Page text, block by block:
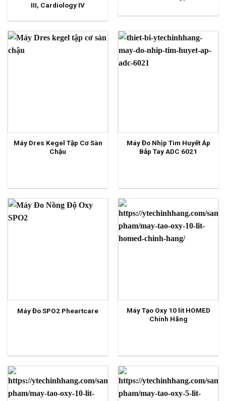
III, Cardiology IV
Máy Dres Kegel Tập Cơ Sàn
Chậu
Máy Đo Nhịp Tim Huyết Áp
Bắp Tay ADC 6021
Máy Đo SPO2 Pheartcare
Máy Tạo Oxy 10 lít HOMED
Chính Hãng